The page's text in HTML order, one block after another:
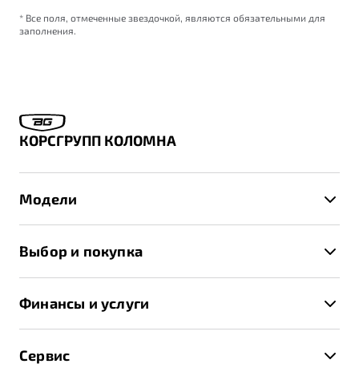
* Все поля, отмеченные звездочкой, являются обязательными для
заполнения.
КОРСГРУПП КОЛОМНА
Модели
X70
Выбор и покупка
Спецпредложения и Акции
Записаться на тест-драйв
Финансы и услуги
Трейд-ин
Сервис